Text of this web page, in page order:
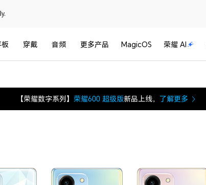
穿戴 音频 更多产品 MagicOS 荣耀 AI
【荣耀数字系列】 荣耀600 超级版新品上线， 了解更多